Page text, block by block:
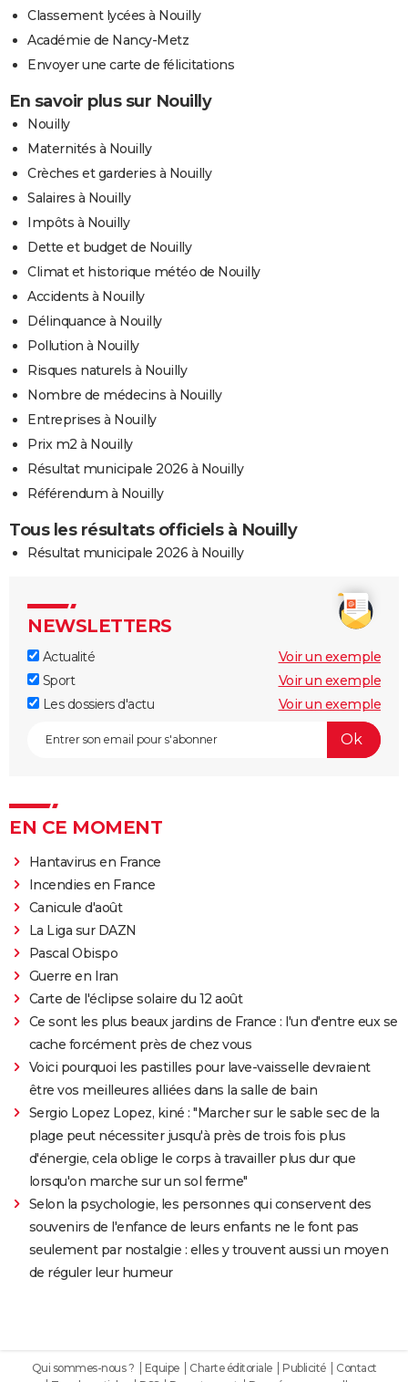
Classement lycées à Nouilly
Académie de Nancy-Metz
Envoyer une carte de félicitations
En savoir plus sur Nouilly
Nouilly
Maternités à Nouilly
Crèches et garderies à Nouilly
Salaires à Nouilly
Impôts à Nouilly
Dette et budget de Nouilly
Climat et historique météo de Nouilly
Accidents à Nouilly
Délinquance à Nouilly
Pollution à Nouilly
Risques naturels à Nouilly
Nombre de médecins à Nouilly
Entreprises à Nouilly
Prix m2 à Nouilly
Résultat municipale 2026 à Nouilly
Référendum à Nouilly
Tous les résultats officiels à Nouilly
Résultat municipale 2026 à Nouilly
NEWSLETTERS
Actualité
Voir un exemple
Sport
Voir un exemple
Les dossiers d'actu
Voir un exemple
EN CE MOMENT
Hantavirus en France
Incendies en France
Canicule d'août
La Liga sur DAZN
Pascal Obispo
Guerre en Iran
Carte de l'éclipse solaire du 12 août
Ce sont les plus beaux jardins de France : l'un d'entre eux se
cache forcément près de chez vous
Voici pourquoi les pastilles pour lave-vaisselle devraient
être vos meilleures alliées dans la salle de bain
Sergio Lopez Lopez, kiné : "Marcher sur le sable sec de la
plage peut nécessiter jusqu'à près de trois fois plus
d'énergie, cela oblige le corps à travailler plus dur que
lorsqu'on marche sur un sol ferme"
Selon la psychologie, les personnes qui conservent des
souvenirs de l'enfance de leurs enfants ne le font pas
seulement par nostalgie : elles y trouvent aussi un moyen
de réguler leur humeur
Qui sommes-nous ? Equipe Charte éditoriale Publicité
Contact